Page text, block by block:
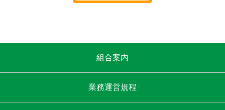
組合案内
業務運営規程